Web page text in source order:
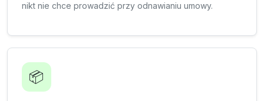
nikt nie chce prowadzić przy odnawianiu umowy.
📦